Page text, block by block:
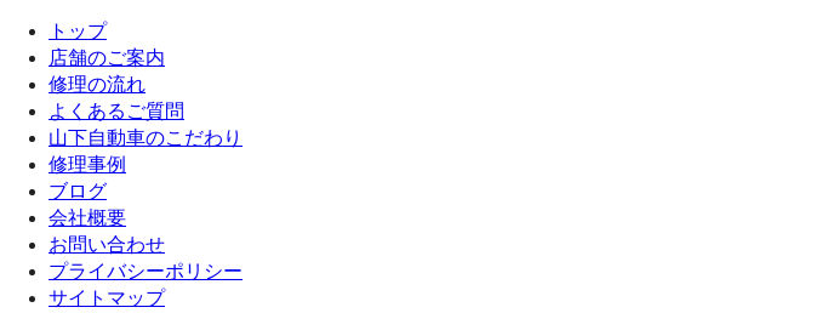
トップ
店舗のご案内
修理の流れ
よくあるご質問
山下自動車のこだわり
修理事例
ブログ
会社概要
お問い合わせ
プライバシーポリシー
サイトマップ